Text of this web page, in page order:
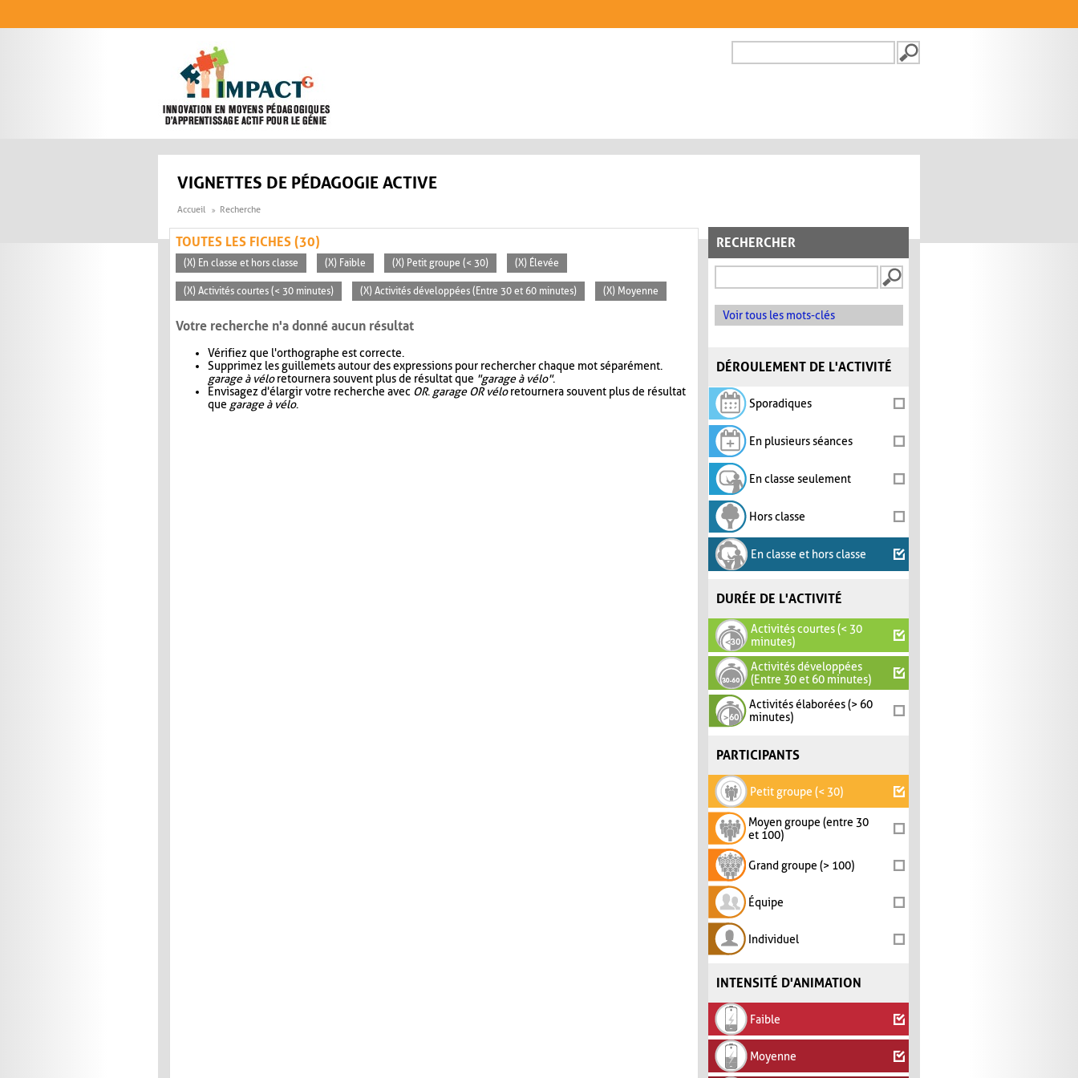
FORMULAIRE DE
VIGNETTES DE PÉDAGOGIE ACTIVE
Accueil Recherche
RECHERCHER
Voir tous les mots-clés
DÉROULEMENT DE L'ACTIVITÉ
Sporadiques
En plusieurs séances
En classe seulement
Hors classe
En classe et hors classe
DURÉE DE L'ACTIVITÉ
Activités courtes (< 30
minutes)
Activités développées
(Entre 30 et 60 minutes)
Activités élaborées (> 60
minutes)
PARTICIPANTS
Petit groupe (< 30)
Moyen groupe (entre 30
et 100)
Grand groupe (> 100)
Équipe
Individuel
INTENSITÉ D'ANIMATION
Faible
Moyenne
TOUTES LES FICHES (30)
(X) En classe et hors classe (X) Faible (X) Petit groupe (< 30) (X) Élevée
(X) Activités courtes (< 30 minutes) (X) Activités développées (Entre 30 et 60 minutes) (X) Moyenne
Votre recherche n'a donné aucun résultat
Vérifiez que l'orthographe est correcte.
Supprimez les guillemets autour des expressions pour rechercher chaque mot séparément.
garage à véloretournera souvent plus de résultat que "garage à vélo".
Envisagez d'élargir votre recherche avec OR. garage OR véloretournera souvent plus de résultat
que garage à vélo.